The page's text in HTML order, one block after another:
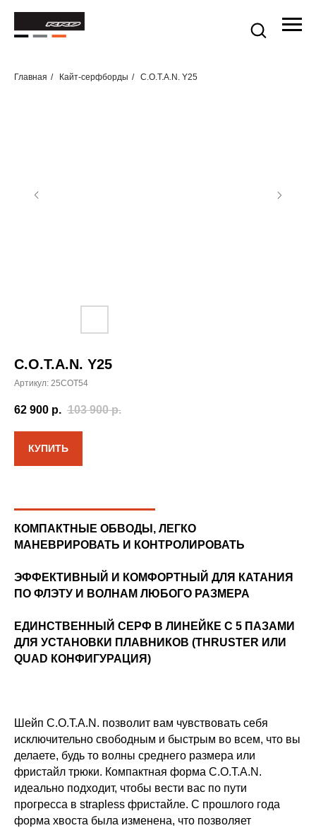
Главная / Кайт-серфборды / C.O.T.A.N. Y25
C.O.T.A.N. Y25
Артикул: 25COT54
62 900 р. 103 900 р.
КУПИТЬ
КОМПАКТНЫЕ ОБВОДЫ, ЛЕГКО
МАНЕВРИРОВАТЬ И КОНТРОЛИРОВАТЬ
ЭФФЕКТИВНЫЙ И КОМФОРТНЫЙ ДЛЯ КАТАНИЯ
ПО ФЛЭТУ И ВОЛНАМ ЛЮБОГО РАЗМЕРА
ЕДИНСТВЕННЫЙ СЕРФ В ЛИНЕЙКЕ С 5 ПАЗАМИ
ДЛЯ УСТАНОВКИ ПЛАВНИКОВ (THRUSTER ИЛИ
QUAD КОНФИГУРАЦИЯ)
Шейп C.O.T.A.N. позволит вам чувствовать себя
исключительно свободным и быстрым во всем, что вы
делаете, будь то волны среднего размера или
фристайл трюки. Компактная форма C.O.T.A.N.
идеально подходит, чтобы вести вас по пути
прогресса в strapless фристайле. С прошлого года
форма хвоста была изменена, что позволяет